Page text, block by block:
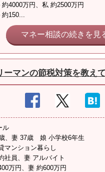
4000万円、私 約2500万円
150...
マネー相談の続きを見
ーマンの節税対策を教えて
ル
、妻 37歳 娘 小学校6年生
マンション暮らし
社員、妻 アルバイト
万円、妻 約600万円